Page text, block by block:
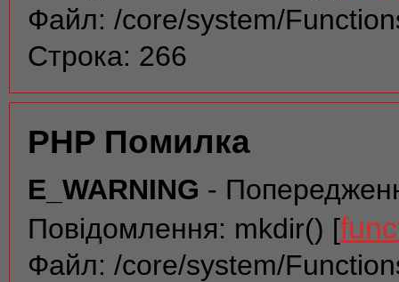
Файл: /core/system/
Строка: 266
PHP Помилка
E_WARNING -
Повідомлення: mkdir() [
Файл: /core/system/